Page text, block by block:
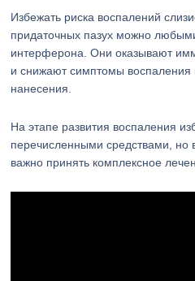
Избежать риска воспалений
придаточных пазух можно
интерферона. Они оказывают
и снижают симптомы воспаления
нанесения.
На этапе развития воспаления
перечисленными средствами, но
важно принять комплексное